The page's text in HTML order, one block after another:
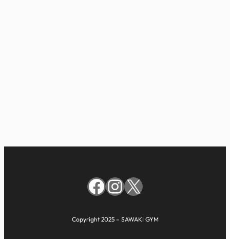
Facebook
Instagram
X
Copyright 2025 – SAWAKI GYM